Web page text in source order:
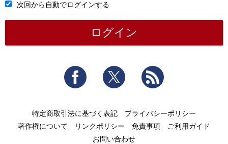
次回から自動でログインする
Facebook Twitter
特定商取引法に基づく表記
プライバシーポリシー
著作権について
リンクポリシー 免責事項
ご利用ガイド
お問い合わせ